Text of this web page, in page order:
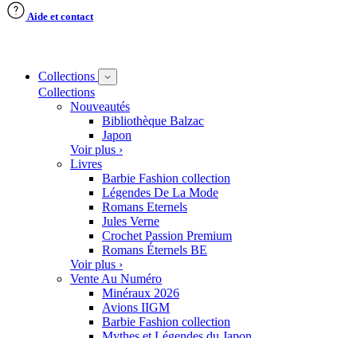
Aide et contact
Collections
Collections
Nouveautés
Bibliothèque Balzac
Japon
Voir plus ›
Livres
Barbie Fashion collection
Légendes De La Mode
Romans Eternels
Jules Verne
Crochet Passion Premium
Romans Éternels BE
Voir plus ›
Vente Au Numéro
Minéraux 2026
Avions IIGM
Barbie Fashion collection